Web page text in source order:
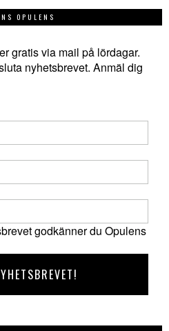
OPULENS
gratis via mail på lördagar.
nyhetsbrevet. Anmäl dig
godkänner du Opulens